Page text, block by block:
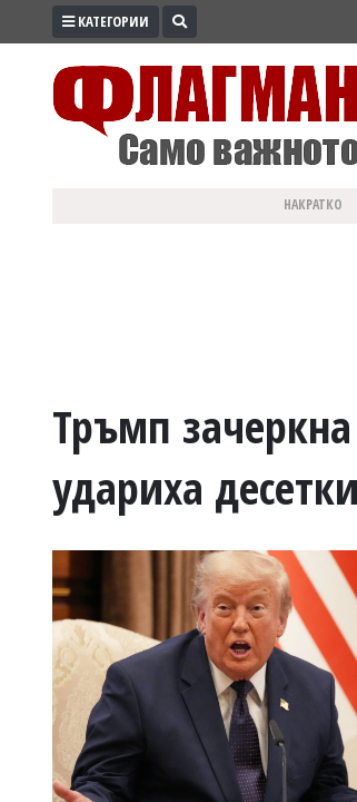
ПРОМО
ВОЙНАТА
УКРАЙНА
РАЗСЛЕДВАНЕ
БИЗНЕС
Веселин
Василев,
v.vasilev@flagman.bg
КАТЕГОРИИ
НАКРАТКО
Тръмп
удариха